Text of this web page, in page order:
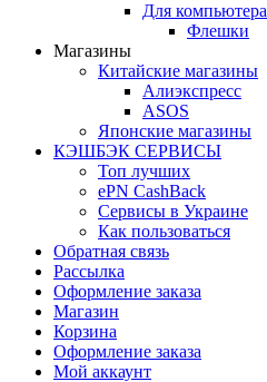
Для компьютера
Флешки
Магазины
Китайские магазины
Алиэкспресс
ASOS
Японские магазины
КЭШБЭК СЕРВИСЫ
Топ лучших
ePN CashBack
Сервисы в Украине
Как пользоваться
Обратная связь
Рассылка
Оформление заказа
Магазин
Корзина
Оформление заказа
Мой аккаунт